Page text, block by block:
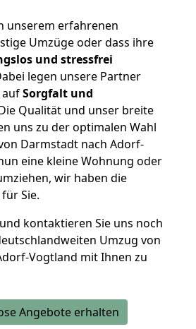
unserem erfahrenen
Umzüge oder dass ihre
und stressfrei
legen unsere Partner
aufSorgfalt und
Qualität und unser breite
uns zu der optimalen Wahl
Darmstadt nach Adorf-
eine kleine Wohnung oder
wir haben die
Sie.
und kontaktieren Sie uns noch
Umzug von
Vogtland mit Ihnen zu
Angebote erhalten